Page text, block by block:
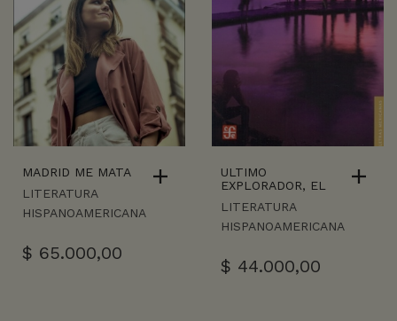
MADRID ME MATA
LITERATURA
HISPANOAMERICANA
$ 65.000,00
ULTIMO
EXPLORADOR, EL
LITERATURA
HISPANOAMERICANA
$ 44.000,00